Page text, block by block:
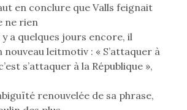
en conclure que Valls feignait
ne rien
a quelques jours encore, il
leitmotiv : « S’attaquer à
s’attaquer à la République »,
renouvelée de sa phrase,